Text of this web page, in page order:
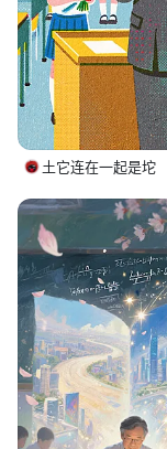
土它连在一起是坨